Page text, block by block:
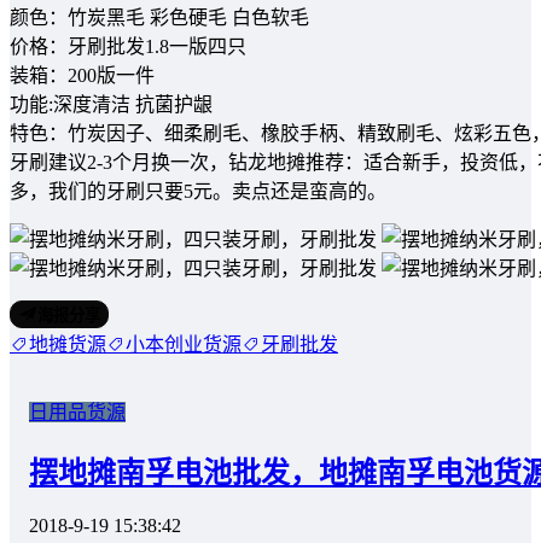
颜色：竹炭黑毛 彩色硬毛 白色软毛
价格：牙刷批发1.8一版四只
装箱：200版一件
功能:深度清洁 抗菌护龈
特色：竹炭因子、细柔刷毛、橡胶手柄、精致刷毛、炫彩五色
牙刷建议2-3个月换一次，钻龙地摊推荐：适合新手，投资低
多，我们的牙刷只要5元。卖点还是蛮高的。
地摊货源 小本创业货源 牙刷批发
日用品货源
摆地摊南孚电池批发，地摊南孚电池货
2018-9-19 15:38:42